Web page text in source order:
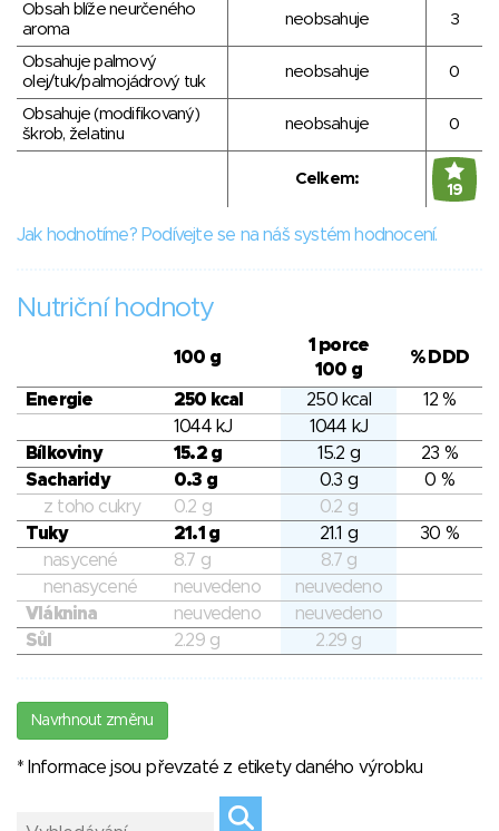
Obsah blíže neurčeného
aroma
neobsahuje 3
Obsahuje palmový
olej/tuk/palmojádrový tuk
neobsahuje 0
Obsahuje (modifikovaný)
škrob, želatinu
neobsahuje 0
Celkem:
19
Jak hodnotíme? Podívejte se na náš systém hodnocení.
Nutriční hodnoty
100 g
1 porce
100 g
% DDD
Energie 250 kcal 250 kcal
12 %
1044 kJ
1044 kJ
Bílkoviny
15.2 g 15.2 g
23 %
Sacharidy
0.3 g 0.3 g
0 %
z toho cukry
0.2 g
0.2 g
Tuky
21.1 g 21.1 g
30 %
nasycené
8.7 g
8.7 g
nenasycené
neuvedeno
neuvedeno
Vláknina
neuvedeno
neuvedeno
Sůl
2.29 g 2.29 g
Navrhnout změnu
* Informace jsou převzaté z etikety daného výrobku